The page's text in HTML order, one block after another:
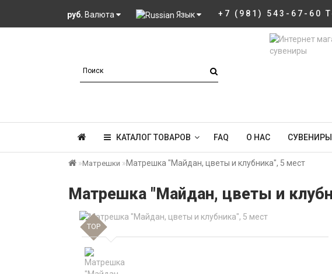
руб. Валюта Язык +7 (981) 543-67-60
КАТАЛОГ ТОВАРОВ FAQ О НАС
Матрешки Матрешка "Майдан, цветы и клубника", 5 мест
Матрешка "Майдан, цветы и
TOP